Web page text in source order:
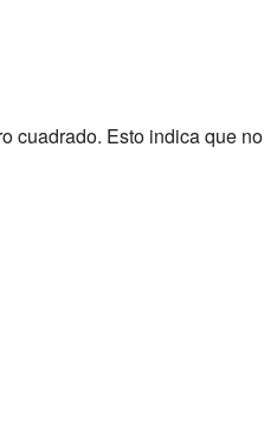
cuadrado. Esto indica que no